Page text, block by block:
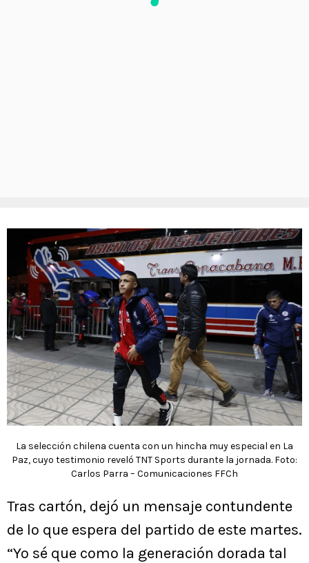
La selección chilena cuenta con un hincha muy especial en La
Paz, cuyo testimonio reveló TNT Sports durante la jornada. Foto:
Carlos Parra – Comunicaciones FFCh
Tras cartón, dejó un mensaje contundente
de lo que espera del partido de este martes.
“Yo sé que como la generación dorada tal